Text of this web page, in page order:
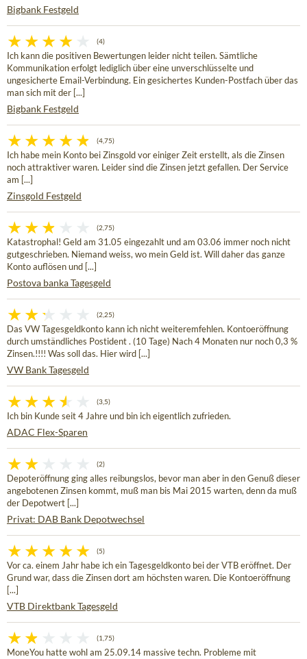
Bigbank Festgeld
(4)
Ich kann die positiven Bewertungen leider nicht teilen. Sämtliche
Kommunikation erfolgt lediglich über eine unverschlüsselte und
ungesicherte Email-Verbindung. Ein gesichertes Kunden-Postfach über das
man sich mit der [...]
Bigbank Festgeld
(4,75)
Ich habe mein Konto bei Zinsgold vor einiger Zeit erstellt, als die Zinsen
noch attraktiver waren. Leider sind die Zinsen jetzt gefallen. Der Service
am [...]
Zinsgold Festgeld
(2,75)
Katastrophal! Geld am 31.05 eingezahlt und am 03.06 immer noch nicht
gutgeschrieben. Niemand weiss, wo mein Geld ist. Will daher das ganze
Konto auflösen und [...]
Postova banka Tagesgeld
(2,25)
Das VW Tagesgeldkonto kann ich nicht weiteremfehlen. Kontoeröffnung
durch umständliches Postident . (10 Tage) Nach 4 Monaten nur noch 0,3 %
Zinsen.!!!! Was soll das. Hier wird [...]
VW Bank Tagesgeld
(3,5)
Ich bin Kunde seit 4 Jahre und bin ich eigentlich zufrieden.
ADAC Flex-Sparen
(2)
Depoteröffnung ging alles reibungslos, bevor man aber in den Genuß dieser
angebotenen Zinsen kommt, muß man bis Mai 2015 warten, denn da muß
der Depotwert [...]
Privat: DAB Bank Depotwechsel
(5)
Vor ca. einem Jahr habe ich ein Tagesgeldkonto bei der VTB eröffnet. Der
Grund war, dass die Zinsen dort am höchsten waren. Die Kontoeröffnung
[...]
VTB Direktbank Tagesgeld
(1,75)
MoneYou hatte wohl am 25.09.14 massive techn. Probleme mit